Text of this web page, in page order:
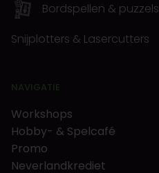
Bordspellen & puzzels
Snijplotters & Lasercutters
NAVIGATIE
Workshops
Hobby- & Spelcafé
Promo
Neverlandkrediet